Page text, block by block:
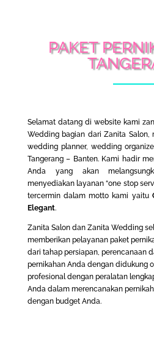
PAKET
Selamat datang di website kami
Wedding bagian dari Zanita Salon,
wedding planner, wedding
Tangerang – Banten. Kami hadir
Anda yang akan
menyediakan layanan “one stop
tercermin dalam motto kami yaitu
Elegant.
Zanita Salon dan Zanita Wedding
memberikan pelayanan paket
dari tahap persiapan, perencanaan
pernikahan Anda dengan didukung
profesional dengan peralatan
Anda dalam merencanakan
dengan budget Anda.